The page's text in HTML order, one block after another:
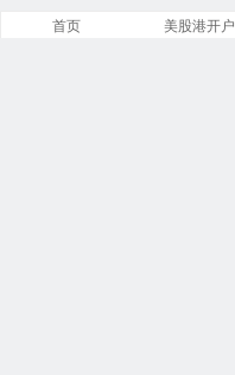
首页 美股港开户